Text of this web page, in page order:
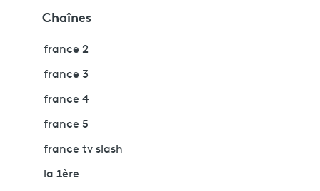
Chaînes
france 2
france 3
france 4
france 5
france tv slash
la 1ère